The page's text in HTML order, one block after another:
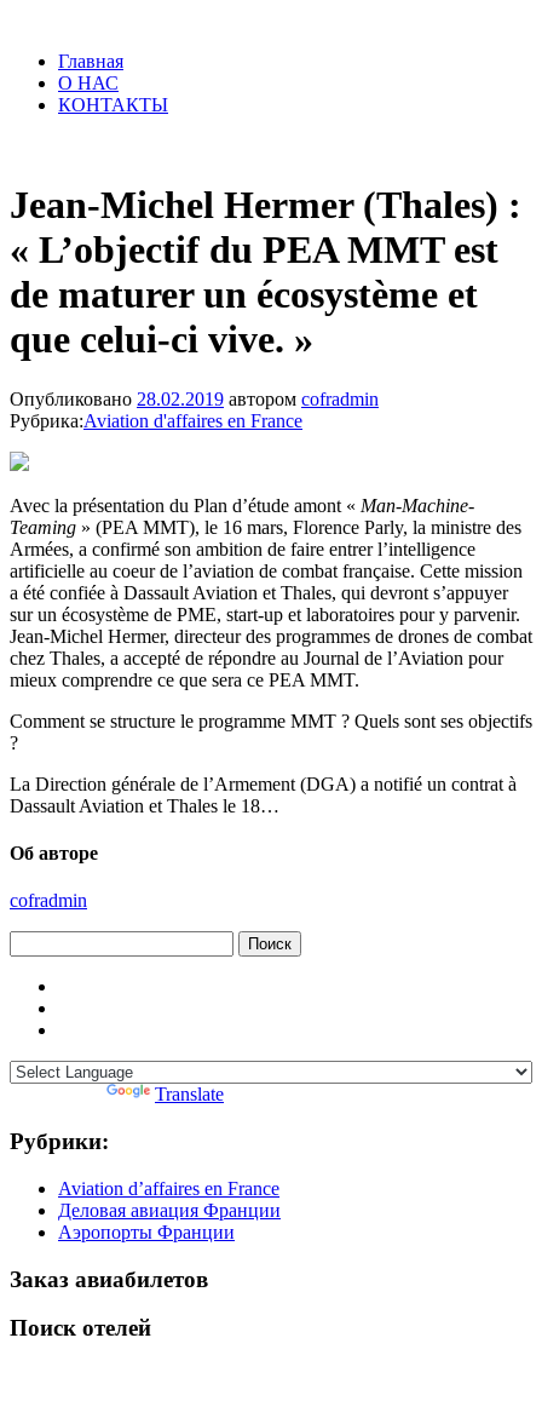
Главная
О НАС
КОНТАКТЫ
Jean-Michel Hermer (Thales) :
« L’objectif du PEA MMT est
de maturer un écosystème et
que celui-ci vive. »
Опубликовано 28.02.2019 автором cofradmin
Рубрика:Aviation d'affaires en France
Avec la présentation du Plan d’étude amont « Man-Machine-
Teaming » (PEA MMT), le 16 mars, Florence Parly, la ministre des
Armées, a confirmé son ambition de faire entrer l’intelligence
artificielle au coeur de l’aviation de combat française. Cette mission
a été confiée à Dassault Aviation et Thales, qui devront s’appuyer
sur un écosystème de PME, start-up et laboratoires pour y parvenir.
Jean-Michel Hermer, directeur des programmes de drones de combat
chez Thales, a accepté de répondre au Journal de l’Aviation pour
mieux comprendre ce que sera ce PEA MMT.
Comment se structure le programme MMT ? Quels sont ses objectifs
?
La Direction générale de l’Armement (DGA) a notifié un contrat à
Dassault Aviation et Thales le 18…
Об авторе
cofradmin
Translate
Рубрики:
Aviation d’affaires en France
Деловая авиация Франции
Аэропорты Франции
Заказ авиабилетов
Поиск отелей